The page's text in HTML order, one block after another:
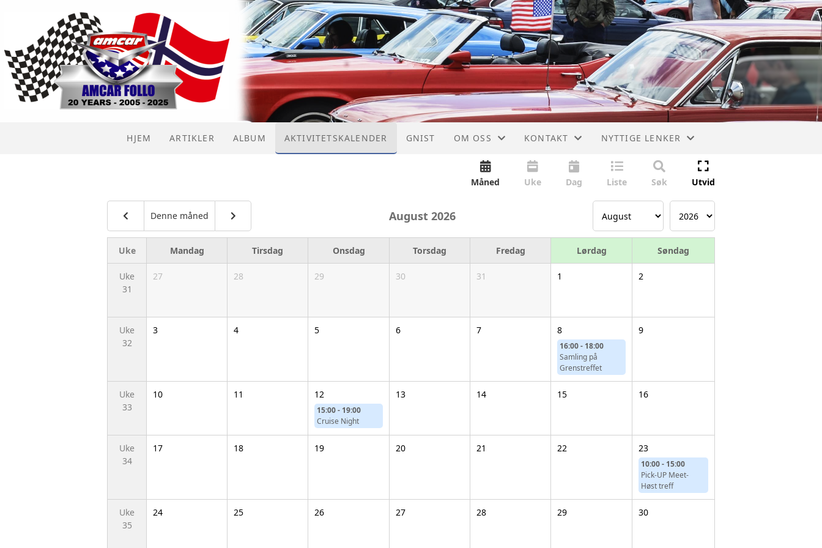
HJEM ARTIKLER ALBUM AKTIVITETSKALENDER GNIST OM OSS
INNMELDING
HEDERSTEGN
KONTAKT
KONTAKT
LEIE AV BIL / KJØREOPPDRAG
NYTTIGE LENKER
NORSKE DELEFORHANDLERE OG VERKSTEDER
USA DELEHANDLERE OG PRODUSENTER
GM - CHEVROLET - OLDSMOBILE - BUICK
PICKUP US ALLE MERKER. DELER OG INFO
Måned Uke Dag Liste Søk Utvid
Denne måned August 2026
Uke Mandag Tirsdag Onsdag Torsdag Fredag Lørdag Søndag
Uke
31
27 28 29 30 31 1 2
Uke
32
3 4 5 6 7 8
16:00 - 18:00
Samling på
Grenstreffet
9
Uke
33
10 11 12
15:00 - 19:00
Cruise Night
13 14 15 16
Uke
34
17 18 19 20 21 22 23
10:00 - 15:00
Pick-UP Meet-
Høst treff
Uke
35
24 25 26 27 28 29 30